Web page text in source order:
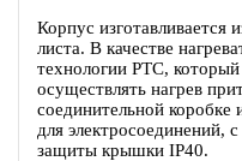
Корпус изготавливается
листа. В качестве
технологии PTC,
осуществлять нагрев
соединительной
для электросоединений,
защиты крышки IP40.